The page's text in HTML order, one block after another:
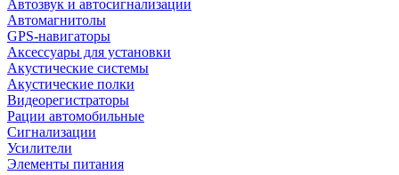
Автозвук и автосигнализации
Автомагнитолы
GPS-навигаторы
Аксессуары для установки
Акустические системы
Акустические полки
Видеорегистраторы
Рации автомобильные
Сигнализации
Усилители
Элементы питания